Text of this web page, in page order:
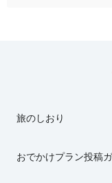
旅のしおり
おでかけプラン投稿